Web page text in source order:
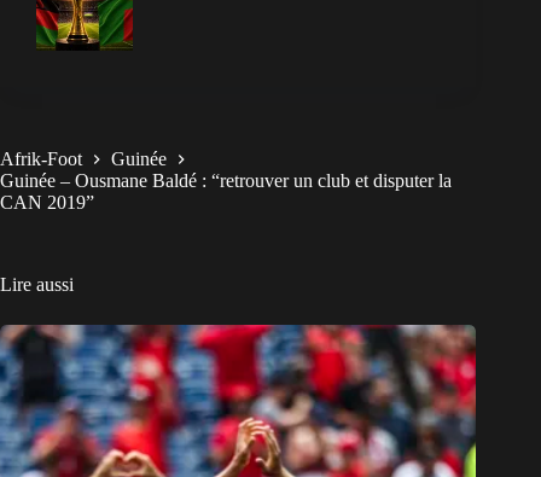
Afrik-Foot
Guinée
Guinée – Ousmane Baldé : “retrouver un club et disputer la
CAN 2019”
Lire aussi